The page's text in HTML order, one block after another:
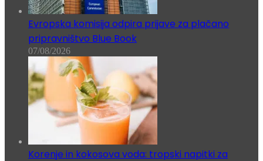
Evropska komisija odpira prijave za plačano
pripravništvo Blue Book
07/08/2026
Korenje in kokosova voda: tropski napitki za